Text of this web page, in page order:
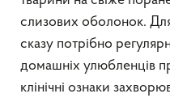
слизових оболонок.
сказу потрібно
домашніх улюбленців
клінічні ознаки